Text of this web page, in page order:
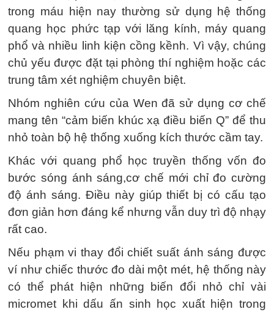
trong máu hiện nay thường sử dụng hệ thống
quang học phức tạp với lăng kính, máy quang
phổ và nhiều linh kiện cồng kềnh. Vì vậy, chúng
chủ yếu được đặt tại phòng thí nghiệm hoặc các
trung tâm xét nghiệm chuyên biệt.
Nhóm nghiên cứu của Wen đã sử dụng cơ chế
mang tên “cảm biến khúc xạ điều biến Q” để thu
nhỏ toàn bộ hệ thống xuống kích thước cầm tay.
Khác với quang phổ học truyền thống vốn đo
bước sóng ánh sáng,cơ chế mới chỉ đo cường
độ ánh sáng. Điều này giúp thiết bị có cấu tạo
đơn giản hơn đáng kể nhưng vẫn duy trì độ nhạy
rất cao.
Nếu phạm vi thay đổi chiết suất ánh sáng được
ví như chiếc thước đo dài một mét, hệ thống này
có thể phát hiện những biến đổi nhỏ chỉ vài
micromet khi dấu ấn sinh học xuất hiện trong